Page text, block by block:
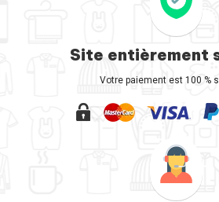
Site entièrement
Votre paiement est 100 %